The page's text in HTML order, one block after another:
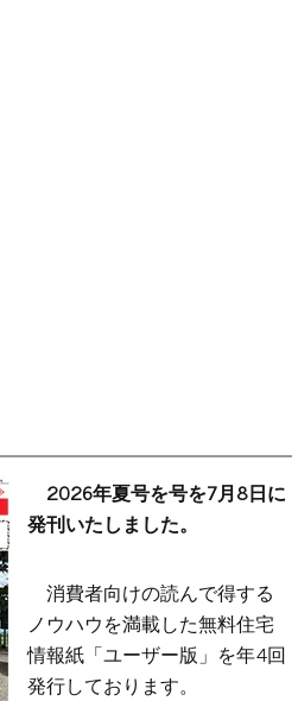
2026年夏号を号を7月8日に
発刊いたしました。
消費者向けの読んで得する
ノウハウを満載した無料住宅
情報紙「ユーザー版」を年4回
発行しております。